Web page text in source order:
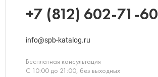
+7 (812) 602-71-60
info@spb-katalog.ru
Бесплатная консультация
С 10:00 до 21:00, без выходных